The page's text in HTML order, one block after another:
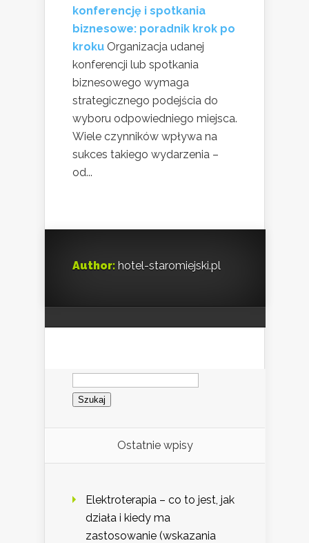
konferencję i spotkania
biznesowe: poradnik krok po
kroku Organizacja udanej
konferencji lub spotkania
biznesowego wymaga
strategicznego podejścia do
wyboru odpowiedniego miejsca.
Wiele czynników wpływa na
sukces takiego wydarzenia –
od...
Author: hotel-staromiejski.pl
Szukaj:
Ostatnie wpisy
Elektroterapia – co to jest, jak
działa i kiedy ma
zastosowanie (wskazania